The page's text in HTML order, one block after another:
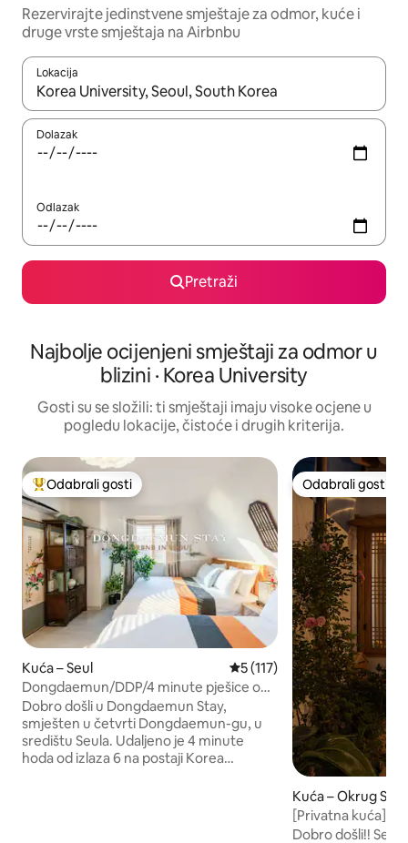
Rezervirajte jedinstvene smještaje za odmor, kuće i
druge vrste smještaja na Airbnbu
Lokacija
Kada budu dostupni rezultati, moći ćete ih pregledati
Dolazak
Odlazak
Pretraži
Najbolje ocijenjeni smještaji za odmor u
blizini · Korea University
Gosti su se složili: ti smještaji imaju visoke ocjene u
pogledu lokacije, čistoće i drugih kriterija.
Među najviše rangiranima s oznakom „Odabrali gosti”
Odabrali gosti
Kuća – Seul Prosječna ocjena: 5/5,
5 (117)
Dongdaemun/DDP/4 minute pješice od
stanice Sveučilišta Korea/Prostran
smještaj s bračnim krevetom za 3 osobe,
za najviše 6
osoba/Itaewon/Jongno/Dongdaemun/Parking
Dobro došli u Dongdaemun Stay,
smješten u četvrti Dongdaemun-gu, u
središtu Seula. Udaljeno je 4 minute
hoda od izlaza 6 na postaji Korea
Odabrali gosti
Odabrali gosti
Kuća – Okrug
[Privatna kuća]
(dan u ugodnom
Dobro došli!!